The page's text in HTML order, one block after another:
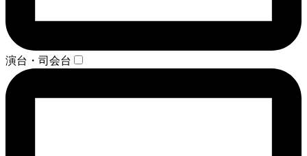
演台・司会台